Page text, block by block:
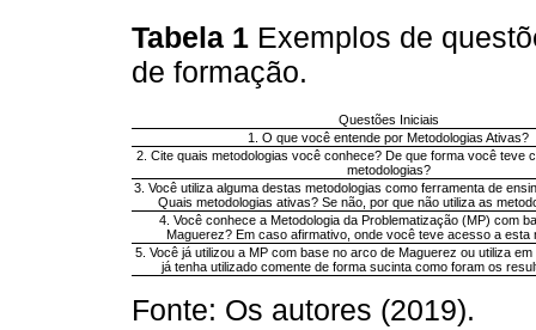
Tabela 1 Exemplos de
de formação.
Questões Iniciais
1. O que você entende por Metodologias Ativas?
2. Cite quais metodologias você conhece? De que forma você teve
metodologias?
3. Você utiliza alguma destas metodologias como ferramenta de
Quais metodologias ativas? Se não, por que não utiliza as
4. Você conhece a Metodologia da Problematização (MP) com
Maguerez? Em caso afirmativo, onde você teve acesso a esta
5. Você já utilizou a MP com base no arco de Maguerez ou utiliza
já tenha utilizado comente de forma sucinta como foram os
Fonte: Os autores (2019).